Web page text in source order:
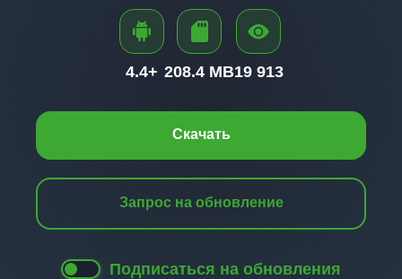
Скачать
Запрос на обновление
Подписаться на обновления
4.4+ 208.4 MB19 913